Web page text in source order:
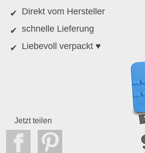
Direkt vom Hersteller
schnelle Lieferung
Liebevoll verpackt ♥
Jetzt teilen